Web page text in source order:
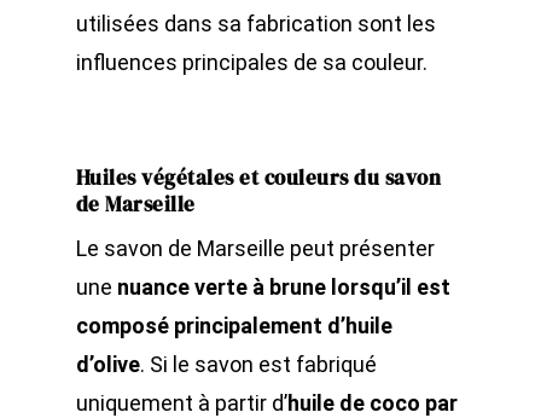
utilisées dans sa fabrication sont les
influences principales de sa couleur.
Huiles végétales et couleurs du savon
de Marseille
Le savon de Marseille peut présenter
une nuance verte à brune lorsqu’il est
composé principalement d’huile
d’olive. Si le savon est fabriqué
uniquement à partir d’huile de coco par